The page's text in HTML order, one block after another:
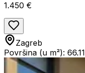
1.450 €
Zagreb
Površina (u m²): 66.11